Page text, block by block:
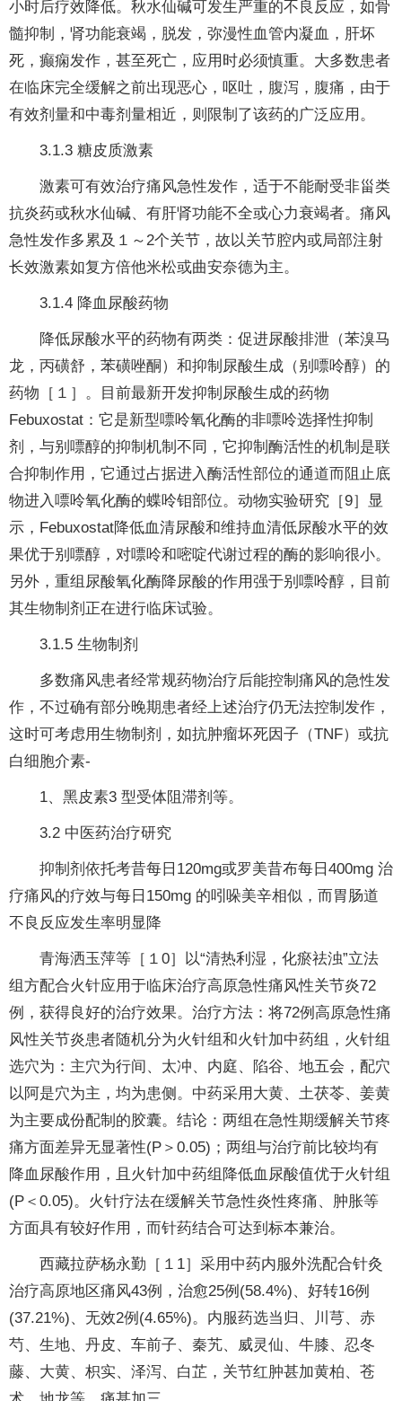
小时后疗效降低。秋水仙碱可发生严重的不良反应，如骨
髓抑制，肾功能衰竭，脱发，弥漫性血管内凝血，肝坏
死，癫痫发作，甚至死亡，应用时必须慎重。大多数患者
在临床完全缓解之前出现恶心，呕吐，腹泻，腹痛，由于
有效剂量和中毒剂量相近，则限制了该药的广泛应用。
3.1.3 糖皮质激素
激素可有效治疗痛风急性发作，适于不能耐受非甾类
抗炎药或秋水仙碱、有肝肾功能不全或心力衰竭者。痛风
急性发作多累及１～2个关节，故以关节腔内或局部注射
长效激素如复方倍他米松或曲安奈德为主。
3.1.4 降血尿酸药物
降低尿酸水平的药物有两类：促进尿酸排泄（苯溴马
龙，丙磺舒，苯磺唑酮）和抑制尿酸生成（别嘌呤醇）的
药物［１］。目前最新开发抑制尿酸生成的药物
Febuxostat：它是新型嘌呤氧化酶的非嘌呤选择性抑制
剂，与别嘌醇的抑制机制不同，它抑制酶活性的机制是联
合抑制作用，它通过占据进入酶活性部位的通道而阻止底
物进入嘌呤氧化酶的蝶呤钼部位。动物实验研究［9］显
示，Febuxostat降低血清尿酸和维持血清低尿酸水平的效
果优于别嘌醇，对嘌呤和嘧啶代谢过程的酶的影响很小。
另外，重组尿酸氧化酶降尿酸的作用强于别嘌呤醇，目前
其生物制剂正在进行临床试验。
3.1.5 生物制剂
多数痛风患者经常规药物治疗后能控制痛风的急性发
作，不过确有部分晚期患者经上述治疗仍无法控制发作，
这时可考虑用生物制剂，如抗肿瘤坏死因子（TNF）或抗
白细胞介素-
1、黑皮素3 型受体阻滞剂等。
3.2 中医药治疗研究
抑制剂依托考昔每日120mg或罗美昔布每日400mg 治
疗痛风的疗效与每日150mg 的吲哚美辛相似，而胃肠道
不良反应发生率明显降
青海洒玉萍等［１0］以“清热利湿，化瘀祛浊”立法
组方配合火针应用于临床治疗高原急性痛风性关节炎72
例，获得良好的治疗效果。治疗方法：将72例高原急性痛
风性关节炎患者随机分为火针组和火针加中药组，火针组
选穴为：主穴为行间、太冲、内庭、陷谷、地五会，配穴
以阿是穴为主，均为患侧。中药采用大黄、土茯苓、姜黄
为主要成份配制的胶囊。结论：两组在急性期缓解关节疼
痛方面差异无显著性(P＞0.05)；两组与治疗前比较均有
降血尿酸作用，且火针加中药组降低血尿酸值优于火针组
(P＜0.05)。火针疗法在缓解关节急性炎性疼痛、肿胀等
方面具有较好作用，而针药结合可达到标本兼治。
西藏拉萨杨永勤［１1］采用中药内服外洗配合针灸
治疗高原地区痛风43例，治愈25例(58.4%)、好转16例
(37.21%)、无效2例(4.65%)。内服药选当归、川芎、赤
芍、生地、丹皮、车前子、秦艽、威灵仙、牛膝、忍冬
藤、大黄、枳实、泽泻、白芷，关节红肿甚加黄柏、苍